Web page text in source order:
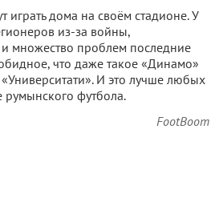
играть дома на своём стадионе. У
из-за войны,
множество проблем последние
что даже такое «Динамо»
И это лучше любых
румынского футбола.
FootBoom